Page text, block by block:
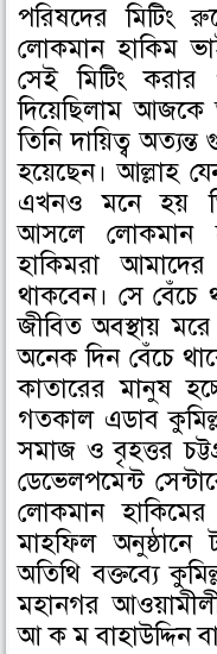
c
e
o
o
k
t
e
n
e
d
i
n
পরিষদের মিটিং
লোকমান হাকিম
সেই মিটিং
দিয়েছিলাম
তিনি দায়িত্ব
হয়েছেন। আল্লাহ
এখনও মনে হয়
আসলে লোকমান
হাকিমরা
থাকবেন। সে বেঁচে
জীবিত অবস্থায়
অনেক দিন বেঁচে
কাতারের মানুষ
গতকাল এডাব
সমাজ ও বৃহত্তর
ডেভেলপমেন্ট
লোকমান
মাহফিল অনুষ্ঠানে
অতিথি বক্তব্যে
মহানগর
আ ক ম বাহাউদ্দিন